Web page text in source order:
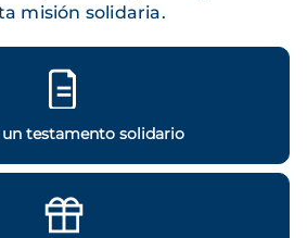
misión solidaria.
un testamento solidario